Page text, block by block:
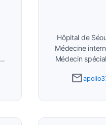
Hôpital de
Médecine
Médecin
2024) Médecin spécialiste en pneumologie,
intensifs Actif en tant que médecin hospitalier
email